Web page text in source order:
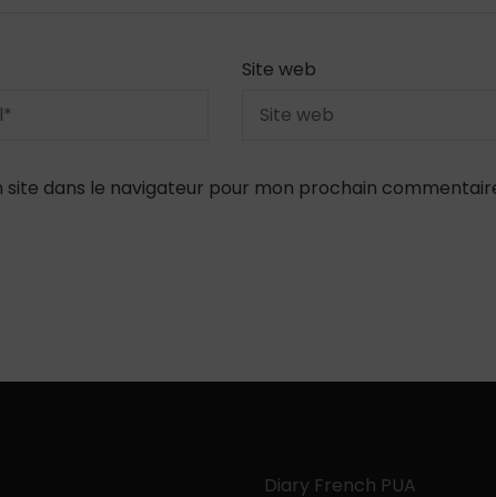
Site web
dans le navigateur pour mon prochain
Diary French PUA